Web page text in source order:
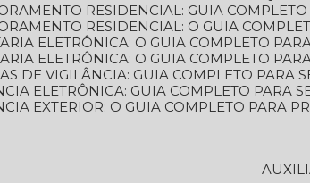
RESIDENCIAL: GUIA
RESIDENCIAL: O GUIA
ELETRÔNICA: O GUIA COMPLETO
ELETRÔNICA: O GUIA COMPLETO
DE VIGILÂNCIA: GUIA COMPLETO PARA
ELETRÔNICA: GUIA COMPLETO PARA
EXTERIOR: O GUIA COMPLETO PARA